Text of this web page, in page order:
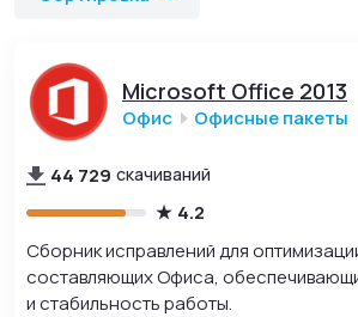
Microsoft Office 2013
Офис Офисные пакеты
44 729 скачиваний
4.2
Сборник исправлений для
составляющих Офиса,
и стабильность работы.